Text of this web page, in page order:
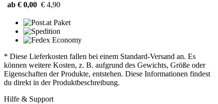
ab € 0,00 € 4,90
* Diese Lieferkosten fallen bei einem Standard-Versand an. Es
können weitere Kosten, z. B. aufgrund des Gewichts, Größe oder
Eigenschaften der Produkte, entstehen. Diese Informationen findest
du direkt in der Produktbeschreibung.
Hilfe & Support